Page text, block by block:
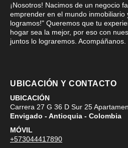
¡Nosotros! Nacimos de un negocio
emprender en el mundo inmobiliario
logramos!" Queremos que tu
hogar sea la mejor, por eso con
juntos lo lograremos. Acompáñanos.
UBICACIÓN Y CONTACTO
UBICACIÓN
Carrera 27 G 36 D Sur 25
Envigado - Antioquia - Colombia
MÓVIL
+573044417890